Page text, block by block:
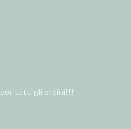
per tutti gli ordini!!!